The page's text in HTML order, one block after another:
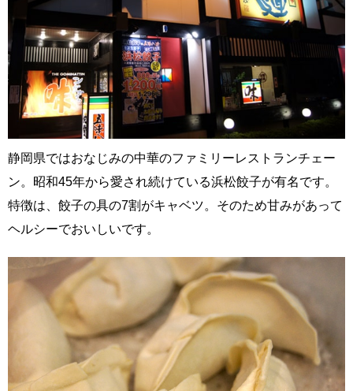
静岡県ではおなじみの中華のファミリーレストランチェー
ン。昭和45年から愛され続けている浜松餃子が有名です。
特徴は、餃子の具の7割がキャベツ。そのため甘みがあって
ヘルシーでおいしいです。